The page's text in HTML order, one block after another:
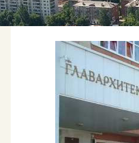
О предприятии